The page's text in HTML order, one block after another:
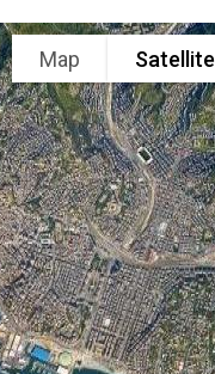
Map Satellite